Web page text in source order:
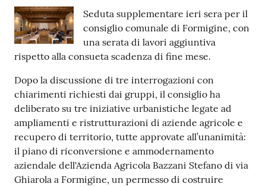
a
M
e
t
o
Tutti
gli
argomenti...
Contenuto
Seduta supplementare ieri sera per il
consiglio comunale di Formigine, con
una serata di lavori aggiuntiva
rispetto alla consueta scadenza di fine mese.
Dopo la discussione di tre interrogazioni con
chiarimenti richiesti dai gruppi, il consiglio ha
deliberato su tre iniziative urbanistiche legate ad
ampliamenti e ristrutturazioni di aziende agricole e
recupero di territorio, tutte approvate all’unanimità:
il piano di riconversione e ammodernamento
aziendale dell'Azienda Agricola Bazzani Stefano di via
Ghiarola a Formigine, un permesso di costruire